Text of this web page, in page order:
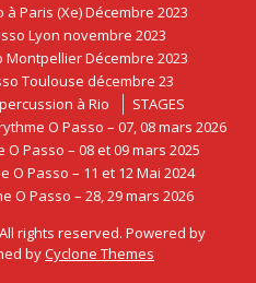
Paris (Xe) Décembre 2023
Lyon novembre 2023
Montpellier Décembre 2023
Toulouse décembre 23
à Rio
STAGES
O Passo – 07, 08 mars 2026
Passo – 08 et 09 mars 2025
O Passo – 11 et 12 Mai 2024
O Passo – 28, 29 mars 2026
rights reserved. Powered by
byCyclone Themes